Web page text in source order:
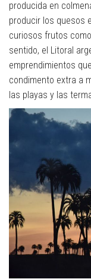
producida en
producir los quesos
curiosos frutos
sentido, el Litoral
emprendimientos
condimento extra a
las playas y las